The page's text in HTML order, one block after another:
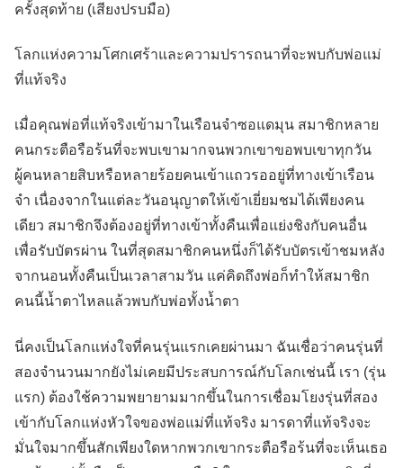
ครั้งสุดท้าย (เสียงปรบมือ)
โลกแห่งความโศกเศร้าและความปรารถนาที่จะพบกับพ่อแม่
ที่แท้จริง
เมื่อคุณพ่อที่แท้จริงเข้ามาในเรือนจำซอแดมุน สมาชิกหลาย
คนกระตือรือร้นที่จะพบเขามากจนพวกเขาขอพบเขาทุกวัน
ผู้คนหลายสิบหรือหลายร้อยคนเข้าแถวรออยู่ที่ทางเข้าเรือน
จำ เนื่องจากในแต่ละวันอนุญาตให้เข้าเยี่ยมชมได้เพียงคน
เดียว สมาชิกจึงต้องอยู่ที่ทางเข้าทั้งคืนเพื่อแย่งชิงกับคนอื่น
เพื่อรับบัตรผ่าน ในที่สุดสมาชิกคนหนึ่งก็ได้รับบัตรเข้าชมหลัง
จากนอนทั้งคืนเป็นเวลาสามวัน แค่คิดถึงพ่อก็ทำให้สมาชิก
คนนี้น้ำตาไหลแล้วพบกับพ่อทั้งน้ำตา
นี่คงเป็นโลกแห่งใจที่คนรุ่นแรกเคยผ่านมา ฉันเชื่อว่าคนรุ่นที่
สองจำนวนมากยังไม่เคยมีประสบการณ์กับโลกเช่นนี้ เรา (รุ่น
แรก) ต้องใช้ความพยายามมากขึ้นในการเชื่อมโยงรุ่นที่สอง
เข้ากับโลกแห่งหัวใจของพ่อแม่ที่แท้จริง มารดาที่แท้จริงจะ
มั่นใจมากขึ้นสักเพียงใดหากพวกเขากระตือรือร้นที่จะเห็นเธอ